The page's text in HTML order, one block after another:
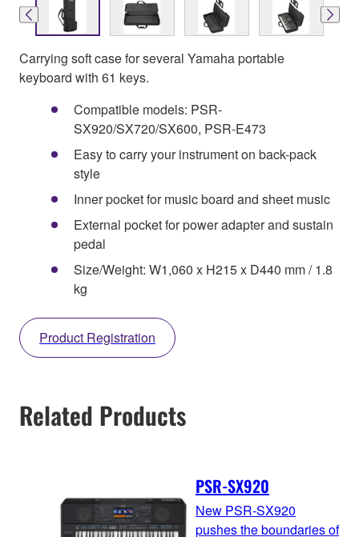
Carrying soft case for several Yamaha portable
keyboard with 61 keys.
Compatible models: PSR-
SX920/SX720/SX600, PSR-E473
Easy to carry your instrument on back-pack
style
Inner pocket for music board and sheet music
External pocket for power adapter and sustain
pedal
Size/Weight: W1,060 x H215 x D440 mm / 1.8
kg
Product Registration
Related Products
PSR-SX920
New PSR-SX920
pushes the boundaries of